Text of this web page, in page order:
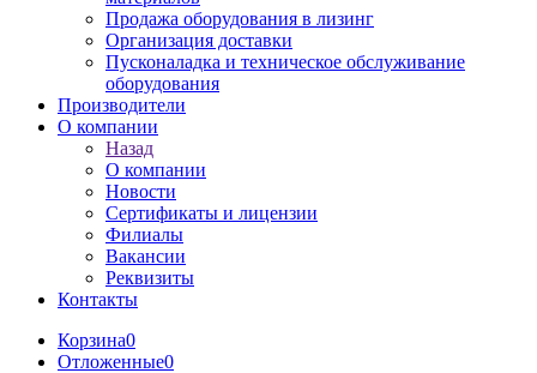
Продажа оборудования в лизинг
Организация доставки
Пусконаладка и техническое обслуживание
оборудования
Производители
О компании
Назад
О компании
Новости
Сертификаты и лицензии
Филиалы
Вакансии
Реквизиты
Контакты
Корзина0
Отложенные0